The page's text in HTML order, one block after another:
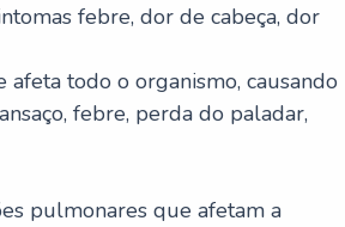
febre, dor de cabeça, dor
todo o organismo, causando
febre, perda do paladar,
pulmonares que afetam a